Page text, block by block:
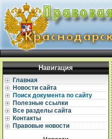
Навигация
Главная
Новости сайта
Поиск документа по сайту
Полезные ссылки
Все разделы сайта
Контакты
Правовые новости